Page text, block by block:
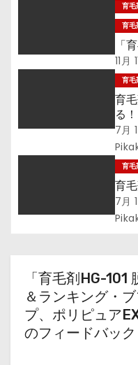
育毛
育毛
「
11月
育毛
育
る！
7月
育毛
育
7月
「育毛剤HG-
＆ランキング・
プ、ポリピュア
のフィードバック